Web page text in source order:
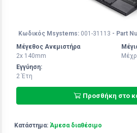
Κωδικός Msystems: 001-31113 - Part
Μέγεθος Ανεμιστήρα
2x 140mm
Εγγύηση:
2 Έτη
Προσθήκη στο
Κατάστημα: Άμεσα διαθέσιμο